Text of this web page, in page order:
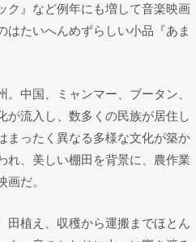
ク』など例年にも増して音楽映画
はたいへんめずらしい小品『あま
中国、ミャンマー、ブータン、
が流入し、数多くの民族が居住し
まったく異なる多様な文化が築か
れ、美しい棚田を背景に、農作業
だ。
田植え、収穫から運搬までほとん